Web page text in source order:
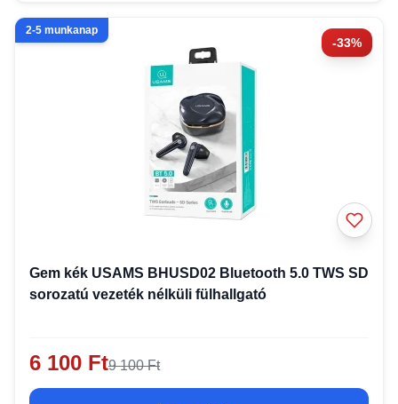
-33%
2-5 munkanap
Gem kék USAMS BHUSD02 Bluetooth 5.0 TWS SD
sorozatú vezeték nélküli fülhallgató
6 100 Ft9 100 Ft